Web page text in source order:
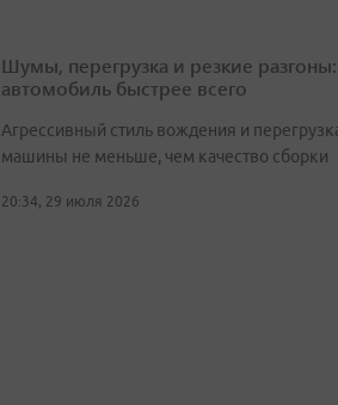
Шумы, перегрузка и резкие
автомобиль быстрее всего
Агрессивный стиль вождения и
машины не меньше, чем качество сборки
20:34, 29 июля 2026